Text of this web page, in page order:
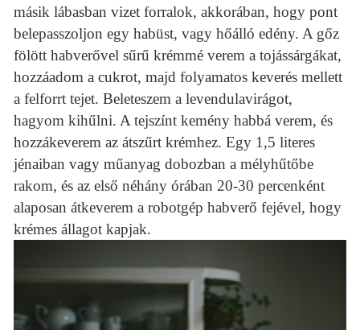
másik lábasban vizet forralok, akkorában, hogy pont
belepasszoljon egy habüst, vagy hőálló edény. A gőz
fölött habverővel sűrű krémmé verem a tojássárgákat,
hozzáadom a cukrot, majd folyamatos keverés mellett
a felforrt tejet. Beleteszem a levendulavirágot,
hagyom kihűlni. A tejszínt kemény habbá verem, és
hozzákeverem az átszűrt krémhez. Egy 1,5 literes
jénaiban vagy műanyag dobozban a mélyhűtőbe
rakom, és az első néhány órában 20-30 percenként
alaposan átkeverem a robotgép habverő fejével, hogy
krémes állagot kapjak.